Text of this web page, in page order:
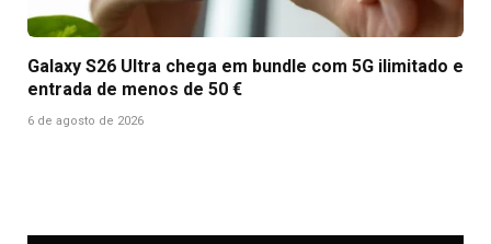
Galaxy S26 Ultra chega em bundle com 5G ilimitado e
entrada de menos de 50 €
6 de agosto de 2026